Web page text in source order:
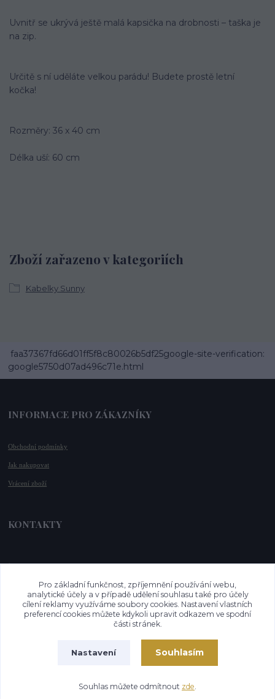
Uvnitř se ukrývá ještě malá kapsička na drobnosti – taška je
na zip.
Určitě s ní uděláte velkou parádu! Budete prostě letní
kočka!
Rozměry: 36 x 40 cm
Délka uší: 60 cm
Zboží zařazeno v kategoriích
Kabelky Sunny
faa37367fd66d01ff5f8c80026b5df25google-site-verification:
google5750d07ad496c71e.html
INFORMACE PRO ZÁKAZNÍKY
Obchodní podmínky
Jak nakupovat
Vrácení zboží
KONTAKTY
📞 +420 732 779 508
www.vysnenekabelky.cz
Pro základní funkčnost, zpříjemnění používání webu,
analytické účely a v případě udělení souhlasu také pro účely
cílení reklamy využíváme soubory cookies. Nastavení vlastních
preferencí cookies můžete kdykoli upravit odkazem ve spodní
části stránek.
Nastavení Souhlasím
Souhlas můžete odmítnout zde